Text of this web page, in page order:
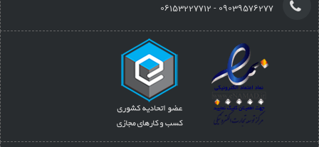
09039576277 - 06153227712